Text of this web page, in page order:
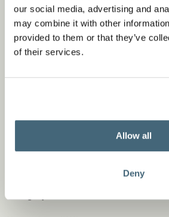
our social media, advertising and
may combine it with other
provided to them or that they’ve
of their services.
Allow all
Deny
Kleuren